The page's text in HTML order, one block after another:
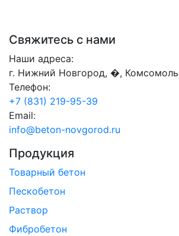
Свяжитесь с нами
Наши адреса:
г. Нижний Новгород, �,
Телефон:
+7 (831) 219-95-39
Email:
info@beton-novgorod.ru
Продукция
Товарный бетон
Пескобетон
Раствор
Фибробетон